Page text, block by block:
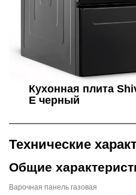
Кухонная плита
E черный
Технические
Общие
Варочная панель газовая